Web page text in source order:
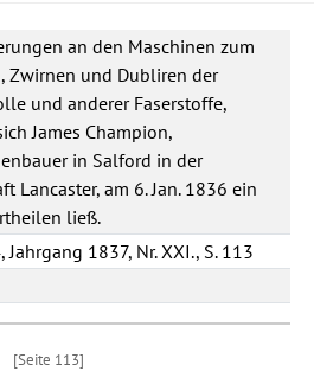
an den Maschinen zum
Zwirnen und Dubliren der
und anderer Faserstoffe,
James Champion,
in Salford in der
Lancaster, am 6. Jan. 1836 ein
ließ.
Jahrgang 1837, Nr. XXI., S. 113